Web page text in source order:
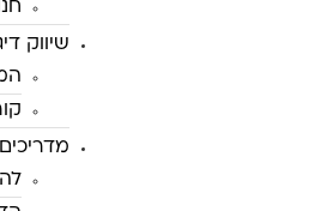
שיווק
מדריכים